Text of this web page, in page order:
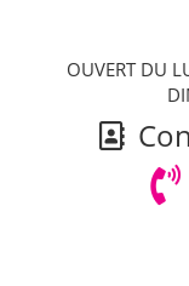
OUVERT DU